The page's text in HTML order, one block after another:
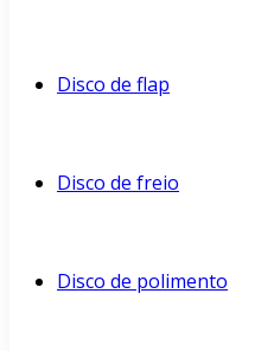
Disco de flap
Disco de freio
Disco de polimento